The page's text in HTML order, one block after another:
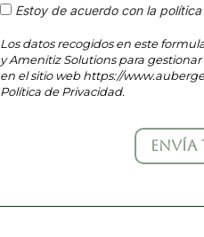
Estoy de acuerdo con la
Los datos recogidos en este
y Amenitiz Solutions para
en el sitio web https://
Política de Privacidad.